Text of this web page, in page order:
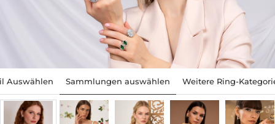
Auswählen Sammlungen auswählen Weitere Ring-